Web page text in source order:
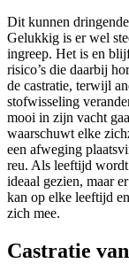
Dit kunnen
Gelukkig is er wel
ingreep. Het is en
risico’s die daarbij
de castratie, terwijl
stofwisseling
mooi in zijn vacht
waarschuwt elke
een afweging
reu. Als leeftijd wordt
ideaal gezien, maar
kan op elke leeftijd
zich mee.
Castratie